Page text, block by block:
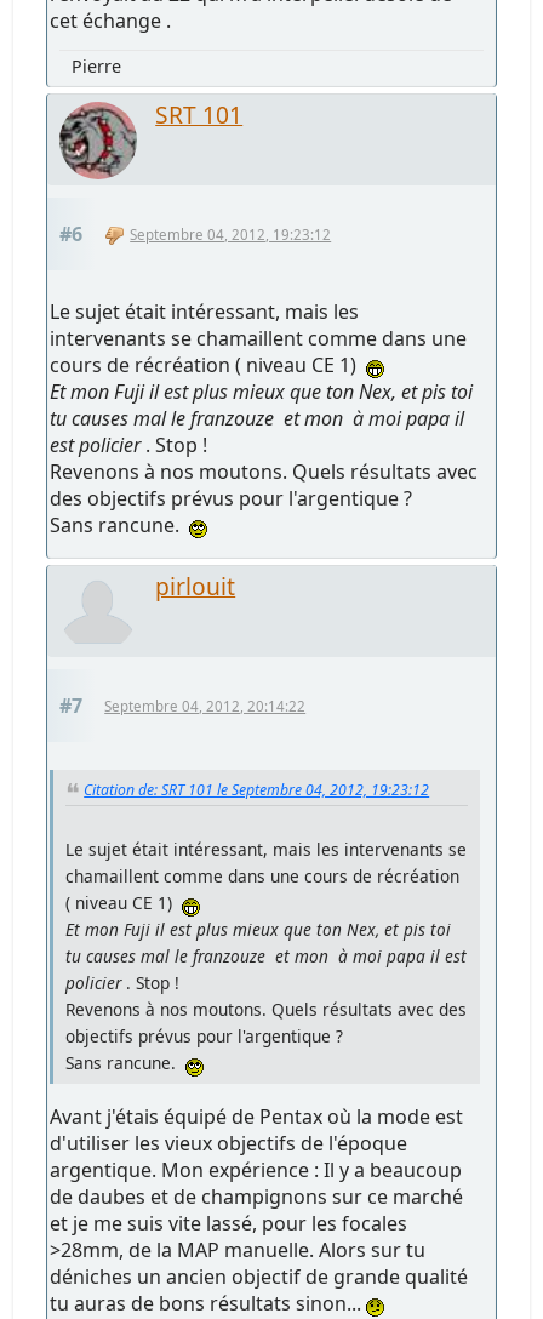
cet échange .
Pierre
SRT 101
#6 Septembre 04, 2012, 19:23:12
Le sujet était intéressant, mais les
intervenants se chamaillent comme dans une
cours de récréation ( niveau CE 1)
Et mon Fuji il est plus mieux que ton Nex, et pis toi
tu causes mal le franzouze et mon à moi papa il
est policier. Stop !
Revenons à nos moutons. Quels résultats avec
des objectifs prévus pour l'argentique ?
Sans rancune.
pirlouit
#7 Septembre 04, 2012, 20:14:22
Citation de: SRT 101 le Septembre 04, 2012, 19:23:12
Le sujet était intéressant, mais les intervenants se
chamaillent comme dans une cours de récréation
( niveau CE 1)
Et mon Fuji il est plus mieux que ton Nex, et pis toi
tu causes mal le franzouze et mon à moi papa il est
policier . Stop !
Revenons à nos moutons. Quels résultats avec des
objectifs prévus pour l'argentique ?
Sans rancune.
Avant j'étais équipé de Pentax où la mode est
d'utiliser les vieux objectifs de l'époque
argentique. Mon expérience : Il y a beaucoup
de daubes et de champignons sur ce marché
et je me suis vite lassé, pour les focales
>28mm, de la MAP manuelle. Alors sur tu
déniches un ancien objectif de grande qualité
tu auras de bons résultats sinon...